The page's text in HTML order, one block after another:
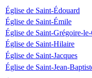
Église de Saint-Édouard
Église de Saint-Émile
Église de Saint-Grégoire-
Église de Saint-Hilaire
Église de Saint-Jacques
Église de Saint-Jean-